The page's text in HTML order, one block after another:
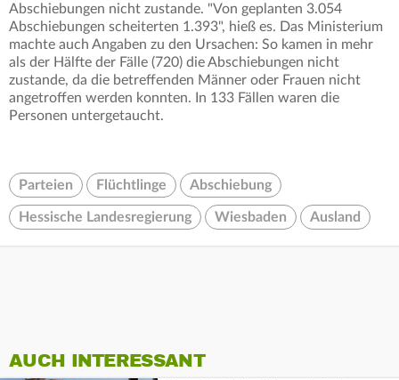
Abschiebungen nicht zustande. "Von geplanten 3.054
Abschiebungen scheiterten 1.393", hieß es. Das Ministerium
machte auch Angaben zu den Ursachen: So kamen in mehr
als der Hälfte der Fälle (720) die Abschiebungen nicht
zustande, da die betreffenden Männer oder Frauen nicht
angetroffen werden konnten. In 133 Fällen waren die
Personen untergetaucht.
Parteien Flüchtlinge Abschiebung
Hessische Landesregierung Wiesbaden Ausland
AUCH INTERESSANT